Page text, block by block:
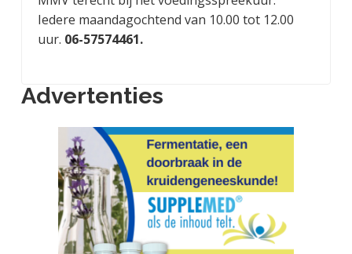
Iedere maandagochtend van 10.00 tot 12.00
uur. 06-57574461.
Advertenties